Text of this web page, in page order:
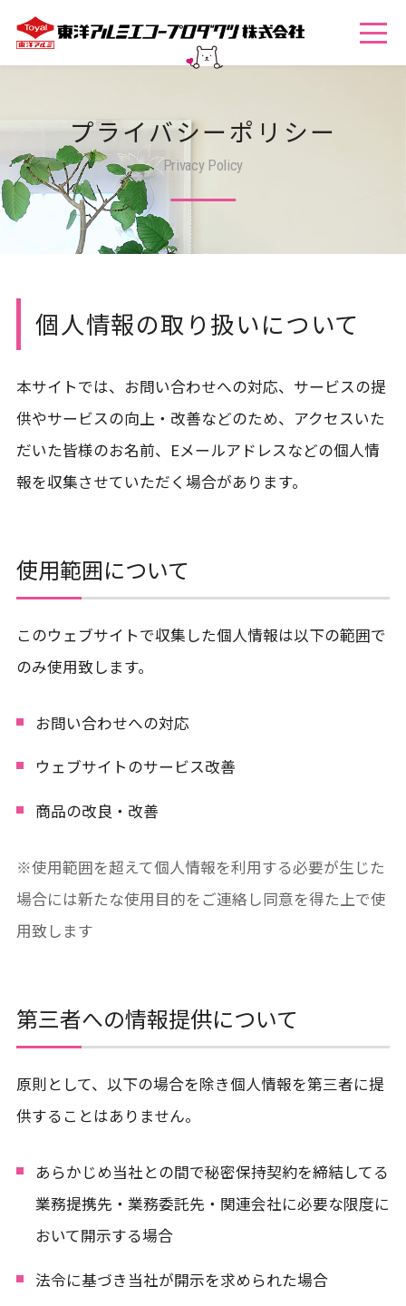
プライバシーポリシー
Privacy Policy
個人情報の取り扱いについて
本サイトでは、お問い合わせへの対応、サービスの提
供やサービスの向上・改善などのため、アクセスいた
だいた皆様のお名前、Eメールアドレスなどの個人情
報を収集させていただく場合があります。
使用範囲について
このウェブサイトで収集した個人情報は以下の範囲で
のみ使用致します。
お問い合わせへの対応
ウェブサイトのサービス改善
商品の改良・改善
※使用範囲を超えて個人情報を利用する必要が生じた
場合には新たな使用目的をご連絡し同意を得た上で使
用致します
第三者への情報提供について
原則として、以下の場合を除き個人情報を第三者に提
供することはありません。
あらかじめ当社との間で秘密保持契約を締結してる
業務提携先・業務委託先・関連会社に必要な限度に
おいて開示する場合
法令に基づき当社が開示を求められた場合